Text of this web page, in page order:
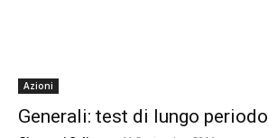
Azioni
Generali: test di lungo periodo